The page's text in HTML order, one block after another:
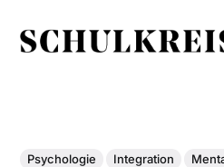
Psychologie Integration